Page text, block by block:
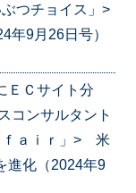
つチョイス」>
9月26日号）
ＥＣサイト分
コンサルタント
ａｉｒ」> 米
進化（2024年9